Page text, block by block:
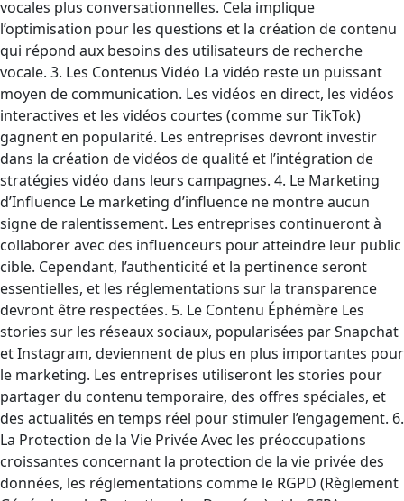
vocales plus conversationnelles. Cela implique
l’optimisation pour les questions et la création de contenu
qui répond aux besoins des utilisateurs de recherche
vocale. 3. Les Contenus Vidéo La vidéo reste un puissant
moyen de communication. Les vidéos en direct, les vidéos
interactives et les vidéos courtes (comme sur TikTok)
gagnent en popularité. Les entreprises devront investir
dans la création de vidéos de qualité et l’intégration de
stratégies vidéo dans leurs campagnes. 4. Le Marketing
d’Influence Le marketing d’influence ne montre aucun
signe de ralentissement. Les entreprises continueront à
collaborer avec des influenceurs pour atteindre leur public
cible. Cependant, l’authenticité et la pertinence seront
essentielles, et les réglementations sur la transparence
devront être respectées. 5. Le Contenu Éphémère Les
stories sur les réseaux sociaux, popularisées par Snapchat
et Instagram, deviennent de plus en plus importantes pour
le marketing. Les entreprises utiliseront les stories pour
partager du contenu temporaire, des offres spéciales, et
des actualités en temps réel pour stimuler l’engagement. 6.
La Protection de la Vie Privée Avec les préoccupations
croissantes concernant la protection de la vie privée des
données, les réglementations comme le RGPD (Règlement